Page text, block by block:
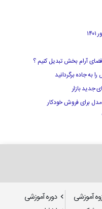
آرام بخش تبدیل کنیم ؟
به جاده برگردانید
جدید بازار
برای فروش خودکار
آموزشی
دوره آموزشی